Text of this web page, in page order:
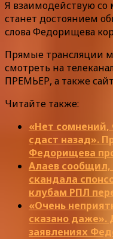
Я взаимодействую со
станет достоянием
слова Федорищева
Прямые трансляции
смотреть на
ПРЕМЬЕР, а также
Читайте также:
«Нет сомнений,
сдаст назад».
Федорищева
Алаев сообщил,
скандала
клубам РПЛ
«Очень
сказано даже».
заявлениях